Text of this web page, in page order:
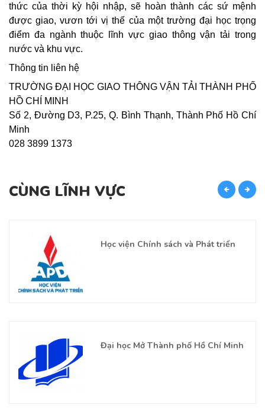
thức của thời kỳ hội nhập, sẽ hoàn thành các sứ mệnh
được giao, vươn tới vị thế của một trường đại học trọng
điểm đa ngành thuộc lĩnh vực giao thông vận tải trong
nước và khu vực.
Thông tin liên hệ
TRƯỜNG ĐẠI HỌC GIAO THÔNG VẬN TẢI THÀNH PHỐ
HỒ CHÍ MINH
Số 2, Đường D3, P.25, Q. Bình Thạnh, Thành Phố Hồ Chí
Minh
028 3899 1373
CÙNG LĨNH VỰC
Học viện Chính sách và Phát triển
Đại học Mở Thành phố Hồ Chí Minh